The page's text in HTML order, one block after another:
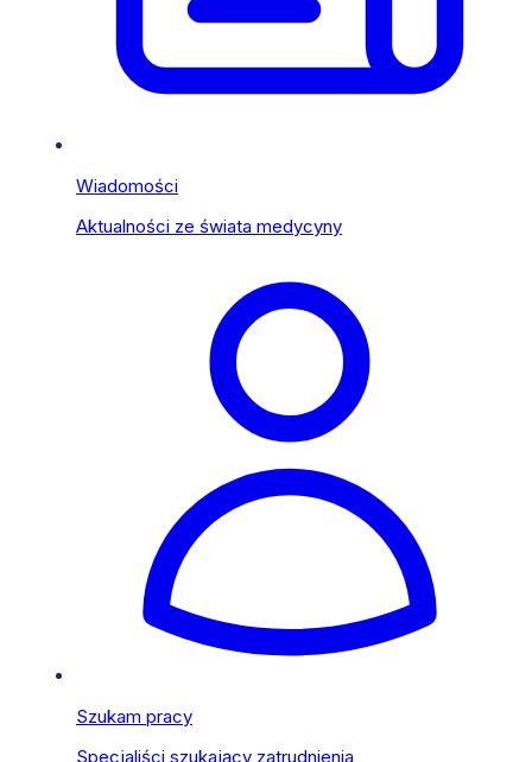
Wiadomości
Aktualności ze świata medycyny
Szukam pracy
Specjaliści szukający zatrudnienia